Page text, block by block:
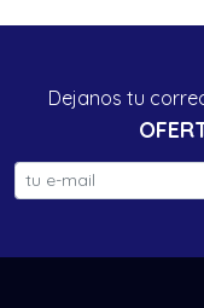
Dejanos tu